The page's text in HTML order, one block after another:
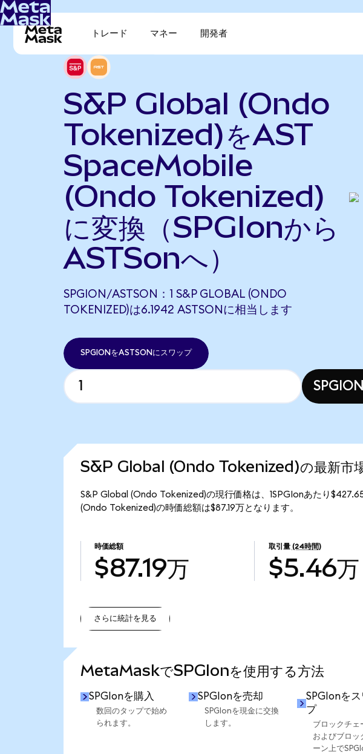
トレード マネー 開発者
S&P Global (Ondo
Tokenized)をAST
SpaceMobile
(Ondo Tokenized)
に変換（SPGIonから
ASTSonへ）
SPGION/ASTSON：1 S&P GLOBAL (ONDO
TOKENIZED)は6.1942 ASTSONに相当します
SPGIONをASTSONにスワップ
SPGION
S&P Global (Ondo Tokenized)の最新市
S&P Global (Ondo Tokenized)の現行価格は、1SPGIonあたり
(Ondo Tokenized)の時価総額は$87.19万となります。
時価総額
$87.19万
取引量 (24時間)
$5.46万
さらに統計を見る
MetaMaskでSPGIonを使用する方法
SPGIonを購入
数回のタップで始め
られます。
SPGIonを売却
SPGIonを現金に交換
します。
SPGIonをス
プ
ブロックチェ
およびブロッ
ーン上で